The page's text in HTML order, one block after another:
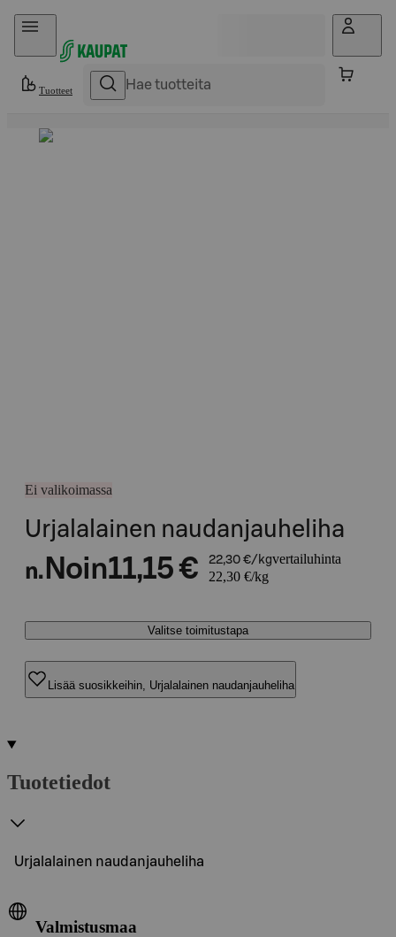
Hyppää sisältöön
Tuotteet
Ei valikoimassa
Urjalalainen naudanjauheliha
n. Noin11,15 € 22,30 €/kgvertailuhinta
22,30 €/kg
Valitse toimitustapa
Lisää suosikkeihin, Urjalalainen naudanjauheliha
Tuotetiedot
Urjalalainen naudanjauheliha
Valmistusmaa